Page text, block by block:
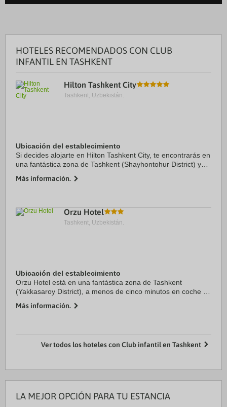
HOTELES RECOMENDADOS CON CLUB
INFANTIL EN TASHKENT
Hilton Tashkent City
Tashkent, Uzbekistán.
Ubicación del establecimiento
Si decides alojarte en Hilton Tashkent City, te encontrarás en
una fantástica zona de Tashkent (Shayhontohur District) y
Park y Wedding Palace. ...
Más información.
Orzu Hotel
Tashkent, Uzbekistán.
Ubicación del establecimiento
Orzu Hotel está en una fantástica zona de Tashkent
(Yakkasaroy District), a menos de cinco minutos en coche de
Además, este hotel para familias se ...
Más información.
Ver todos los hoteles con Club infantil en Tashkent
LA MEJOR OPCIÓN PARA TU ESTANCIA